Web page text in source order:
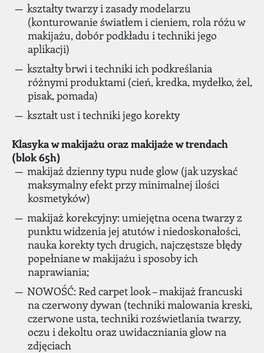
kształty twarzy i zasady modelarzu
(konturowanie światłem i cieniem, rola różu w
makijażu, dobór podkładu i techniki jego
aplikacji)
kształty brwi i techniki ich podkreślania
różnymi produktami (cień, kredka, mydełko, żel,
pisak, pomada)
kształt ust i techniki jego korekty
Klasyka w makijażu oraz makijaże w trendach
(blok 65h)
makijaż dzienny typu nude glow (jak uzyskać
maksymalny efekt przy minimalnej ilości
kosmetyków)
makijaż korekcyjny: umiejętna ocena twarzy z
punktu widzenia jej atutów i niedoskonałości,
nauka korekty tych drugich, najczęstsze błędy
popełniane w makijażu i sposoby ich
naprawiania;
NOWOŚĆ: Red carpet look – makijaż francuski
na czerwony dywan (techniki malowania kreski,
czerwone usta, techniki rozświetlania twarzy,
oczu i dekoltu oraz uwidaczniania glow na
zdjęciach